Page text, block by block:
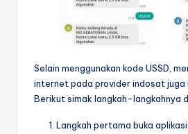
Selain menggunakan kode USSD,
internet pada provider indosat juga
Berikut simak langkah-langkahnya
Langkah pertama buka